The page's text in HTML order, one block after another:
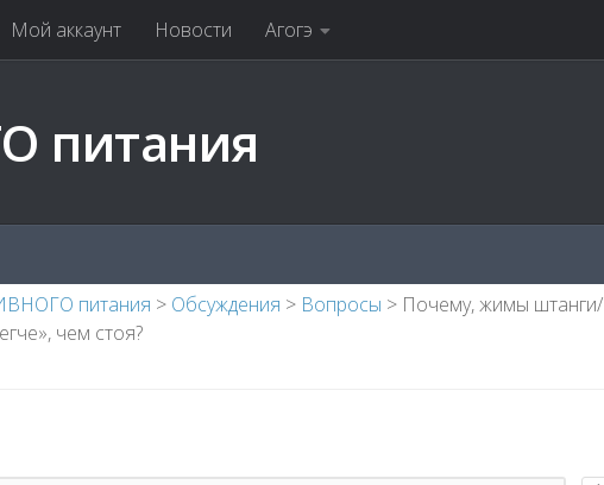
Мой аккаунт Новости Агогэ
питания
питания > Обсуждения > Вопросы > Почему, жимы штанги/
чем стоя?